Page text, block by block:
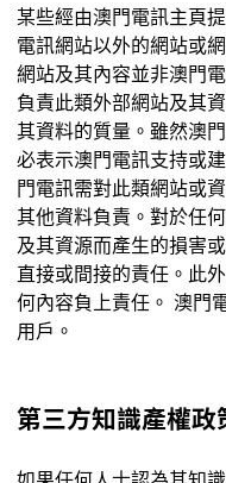
某些經由澳門電訊主頁
電訊網站以外的網站或
網站及其內容並非澳門
負責此類外部網站及其
其資料的質量。雖然澳
必表示澳門電訊支持或
門電訊需對此類網站或
其他資料負責。對於任
及其資源而產生的損害
直接或間接的責任。此
何內容負上責任。 澳門
用戶。
第三方知識產權政